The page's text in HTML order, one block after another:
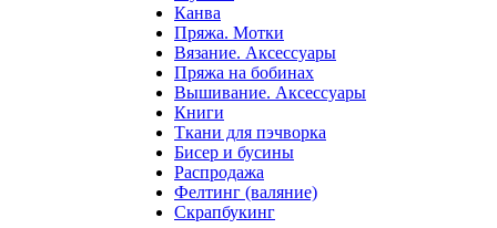
Канва
Пряжа. Мотки
Вязание. Аксессуары
Пряжа на бобинах
Вышивание. Аксессуары
Книги
Ткани для пэчворка
Бисер и бусины
Распродажа
Фелтинг (валяние)
Скрапбукинг